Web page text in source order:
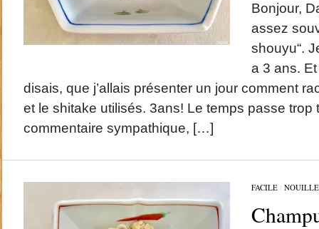
Bonjour,
assez
shouyu“.
a 3 ans.
disais, que j’allais présenter un jour comment
et le shitake utilisés. 3ans! Le temps passe trop
commentaire sympathique, […]
FACILE/